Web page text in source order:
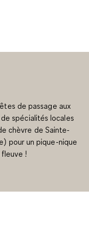
de passage aux
spécialités locales
chèvre de Sainte-
pour un pique-nique
!